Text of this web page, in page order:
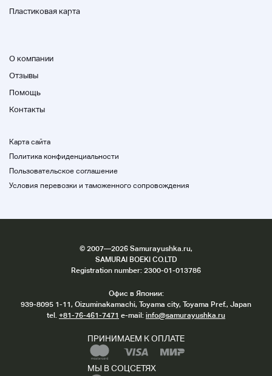
Пластиковая карта
О компании
Отзывы
Помощь
Контакты
Карта сайта
Политика конфиденциальности
Пользовательское соглашение
Условия перевозки и таможенного сопровождения
© 2007—2026 Samurayushka.ru,
SAMURAI BOEKI CO.LTD
Registration number: 2300-01-013786
Офис в Японии:
939-8095 1-11, Oizuminakamachi, Toyama city, Toyama Pref., Japan
tel. +81-76-461-7471 e-mail: info@samurayushka.ru
ПРИНИМАЕМ К ОПЛАТЕ
МЫ В СОЦСЕТЯХ